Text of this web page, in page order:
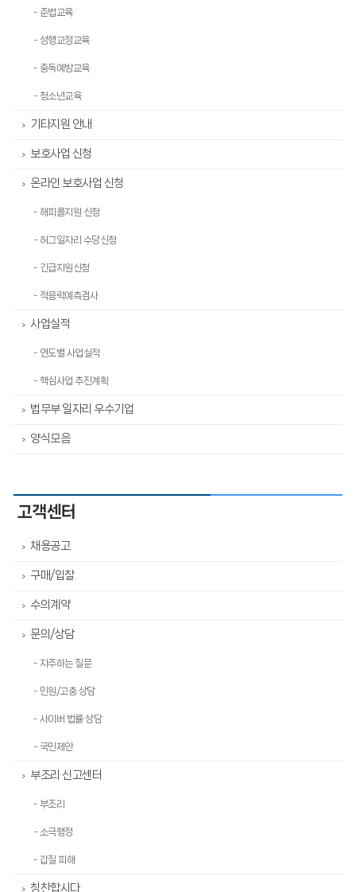
- 준법교육
- 성행교정교육
- 중독예방교육
- 청소년교육
> 기타지원 안내
> 보호사업 신청
> 온라인 보호사업 신청
- 해피콜지원 신청
- 허그일자리 수당신청
- 긴급지원신청
- 적응력예측검사
> 사업실적
- 연도별 사업실적
- 핵심사업 추진계획
> 법무부 일자리 우수기업
> 양식모음
고객센터
> 채용공고
> 구매/입찰
> 수의계약
> 문의/상담
- 자주하는 질문
- 민원/고충 상담
- 사이버 법률 상담
- 국민제안
> 부조리 신고센터
- 부조리
- 소극행정
- 갑질 피해
> 칭찬합시다